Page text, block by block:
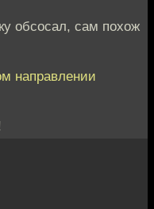
обсосал, сам похож
направлении